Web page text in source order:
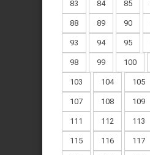
83 84 85
88 89 90
93 94 95
98 99 100
103 104 105
107 108 109
111 112 113
115 116 117